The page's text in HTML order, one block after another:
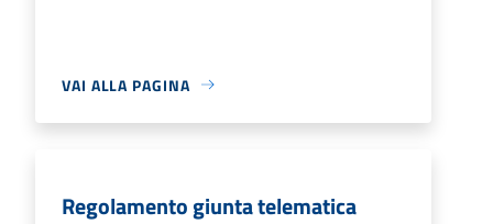
VAI ALLA PAGINA
Regolamento giunta telematica